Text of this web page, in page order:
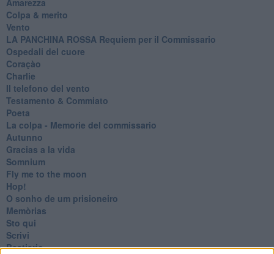
Colpa & merito
Vento
​LA PANCHINA ROSSA Requiem per il Commissario
Ospedali del cuore
Coraçào
Charlie
Il telefono del vento
Testamento & Commiato
Poeta
​La colpa - Memorie del commissario
Autunno
Gracias a la vida
Somnium
Fly me to the moon
Hop!
O sonho de um prisioneiro
Memòrias
Sto qui
Scrivi
Bestiario